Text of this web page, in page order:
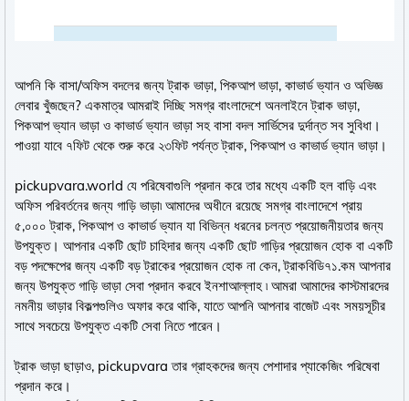
আপনি কি বাসা/অফিস বদলের জন্য ট্রাক ভাড়া, পিকআপ ভাড়া, কাভার্ড ভ্যান ও অভিজ্ঞ
লেবার খুঁজছেন? একমাত্র আমরাই দিচ্ছি সমগ্র বাংলাদেশে অনলাইনে ট্রাক ভাড়া,
পিকআপ ভ্যান ভাড়া ও কাভার্ড ভ্যান ভাড়া সহ বাসা বদল সার্ভিসের দুর্দান্ত সব সুবিধা।
পাওয়া যাবে ৭ফিট থেকে শুরু করে ২৩ফিট পর্যন্ত ট্রাক, পিকআপ ও কাভার্ড ভ্যান ভাড়া।
pickupvara.world যে পরিষেবাগুলি প্রদান করে তার মধ্যে একটি হল বাড়ি এবং
অফিস পরিবর্তনের জন্য গাড়ি ভাড়া৷ আমাদের অধীনে রয়েছে সমগ্র বাংলাদেশে প্রায়
৫,০০০ ট্রাক, পিকআপ ও কাভার্ড ভ্যান যা বিভিন্ন ধরনের চলন্ত প্রয়োজনীয়তার জন্য
উপযুক্ত। আপনার একটি ছোট চাহিদার জন্য একটি ছোট গাড়ির প্রয়োজন হোক বা একটি
বড় পদক্ষেপের জন্য একটি বড় ট্রাকের প্রয়োজন হোক না কেন, ট্রাকবিডি৭১.কম আপনার
জন্য উপযুক্ত গাড়ি ভাড়া সেবা প্রদান করবে ইনশাআল্লাহ ৷ আমরা আমাদের কাস্টমারদের
নমনীয় ভাড়ার বিকল্পগুলিও অফার করে থাকি, যাতে আপনি আপনার বাজেট এবং সময়সূচীর
সাথে সবচেয়ে উপযুক্ত একটি সেবা নিতে পারেন।
ট্রাক ভাড়া ছাড়াও, pickupvara তার গ্রাহকদের জন্য পেশাদার প্যাকেজিং পরিষেবা
প্রদান করে।